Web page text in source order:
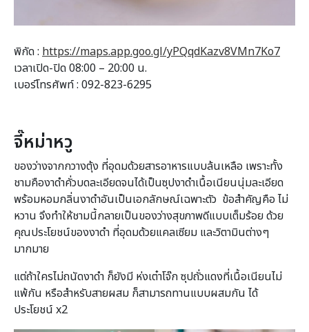
พิกัด : https://maps.app.goo.gl/yPQqdKazv8VMn7Ko7
เวลาเปิด-ปิด 08:00 – 20:00 น.
เบอร์โทรศัพท์ : 092-823-6295
จี๊หม่าหวู
ของว่างจากกวางตุ้ง ที่อุดมด้วยสารอาหารแบบล้นเหลือ เพราะทั้ง
ชามคืองาดำคั่วบดละเอียดจนได้เป็นซุปงาดำเนื้อเนียนนุ่มละเอียด
พร้อมหอมกลิ่นงาดำอันเป็นเอกลักษณ์เฉพาะตัว ข้อสำคัญคือ ไม่
หวาน จึงทำให้ชามนี้กลายเป็นของว่างสุขภาพดีแบบเต็มร้อย ด้วย
คุณประโยชน์ของงาดำ ที่อุดมด้วยแคลเซียม และวิตามินต่างๆ
มากมาย
แต่ถ้าใครไม่ถนัดงาดำ ก็ยังมี ห่งเต๋าโจ๊ก ซุปถั่วแดงที่เนื้อเนียนไม่
แพ้กัน หรือสำหรับสายผสม ก็สามารถทานแบบผสมกัน ได้
ประโยชน์ x2